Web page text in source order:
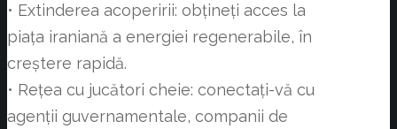
• Extinderea acoperirii: obțineți acces la
piața iraniană a energiei regenerabile, în
creștere rapidă.
• Rețea cu jucători cheie: conectați-vă cu
agenții guvernamentale, companii de